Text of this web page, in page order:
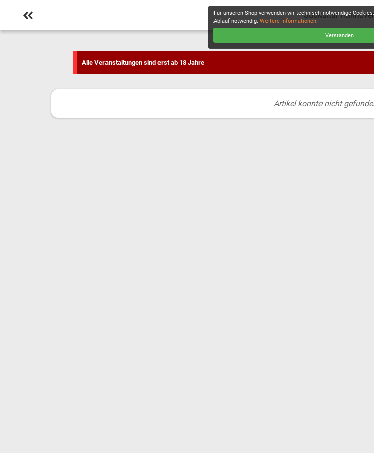
Subkultur Hannover
Alle Veranstaltungen sind erst ab 18 Jahre
Artikel konnte nicht
Für unseren Shop verwenden wir technisch notwendige
Ablauf notwendig. Weitere Informationen.
Verstanden